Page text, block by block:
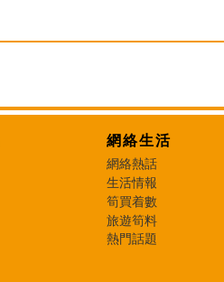
網絡生活
網絡熱話
生活情報
筍買着數
旅遊筍料
熱門話題